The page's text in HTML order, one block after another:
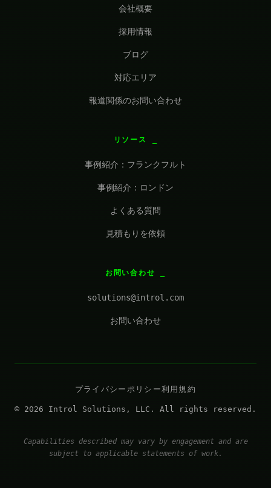
会社概要
採用情報
ブログ
対応エリア
報道関係のお問い合わせ
リソース
事例紹介：フランクフルト
事例紹介：ロンドン
よくある質問
見積もりを依頼
お問い合わせ
solutions@introl.com
お問い合わせ
プライバシーポリシー利用規約
© 2026 Introl Solutions, LLC. All rights reserved.
Capabilities described may vary by engagement and are
subject to applicable statements of work.